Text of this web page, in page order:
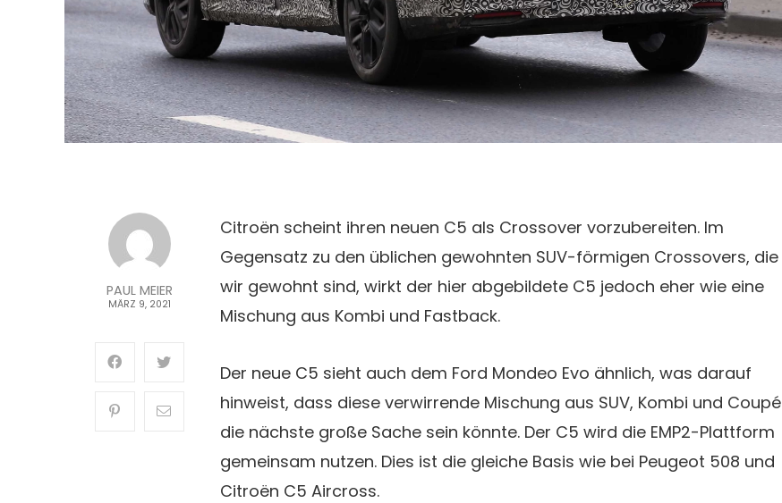
PAUL MEIER
MÄRZ 9, 2021
Citroën scheint ihren neuen C5 als Crossover vorzubereiten. Im
Gegensatz zu den üblichen gewohnten SUV-förmigen Crossovers, die
wir gewohnt sind, wirkt der hier abgebildete C5 jedoch eher wie eine
Mischung aus Kombi und Fastback.
Der neue C5 sieht auch dem Ford Mondeo Evo ähnlich, was darauf
hinweist, dass diese verwirrende Mischung aus SUV, Kombi und Coupé
die nächste große Sache sein könnte. Der C5 wird die EMP2-Plattform
gemeinsam nutzen. Dies ist die gleiche Basis wie bei Peugeot 508 und
Citroën C5 Aircross.